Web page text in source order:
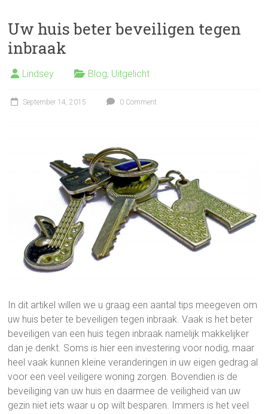
Uw huis beter beveiligen tegen
inbraak
Lindsey Blog, Uitgelicht
September 14, 2015 0 Comment
In dit artikel willen we u graag een aantal tips meegeven om
uw huis beter te beveiligen tegen inbraak. Vaak is het beter
beveiligen van een huis tegen inbraak namelijk makkelijker
dan je denkt. Soms is hier een investering voor nodig, maar
heel vaak kunnen kleine veranderingen in uw eigen gedrag al
voor een veel veiligere woning zorgen. Bovendien is de
beveiliging van uw huis en daarmee de veiligheid van uw
gezin niet iets waar u op wilt besparen. Immers is het veel